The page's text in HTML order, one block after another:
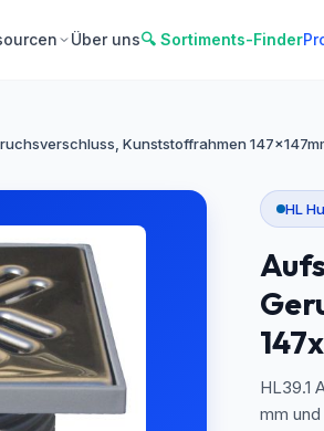
Über uns🔍 Sortiments-Finder
Kunststoffrahmen
HL
HL39.1
mm